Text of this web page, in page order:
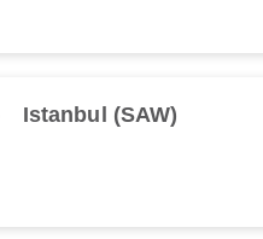
Istanbul (SAW)